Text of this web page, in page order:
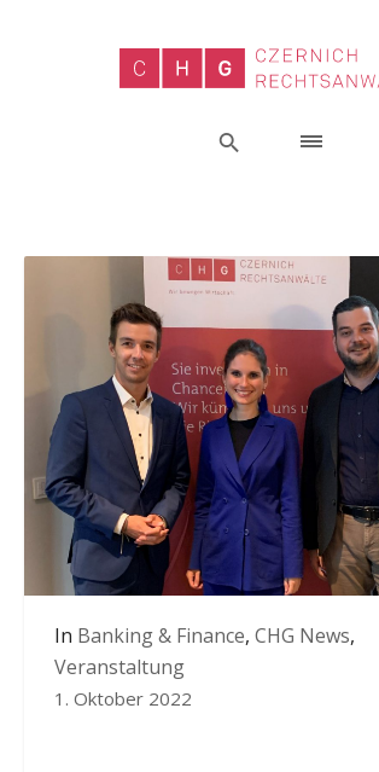
In Banking & Finance, CHG News,
Veranstaltung
1. Oktober 2022